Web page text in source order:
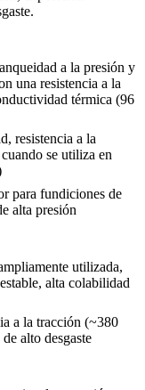
a la presión y
una resistencia a la
térmica (96
resistencia a la
se utiliza en
para fundiciones de
alta presión
utilizada,
alta colabilidad
a la tracción (~380
alto desgaste